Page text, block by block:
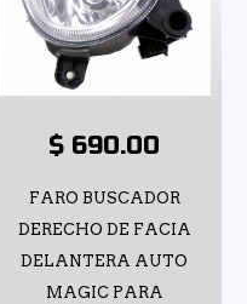
$ 690.00
FARO BUSCADOR
DERECHO DE FACIA
DELANTERA AUTO
MAGIC PARA